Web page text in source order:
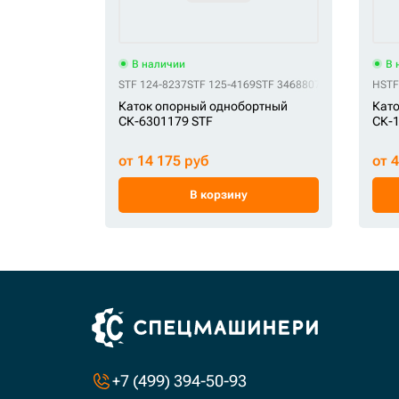
В наличии
STF 124-8237STF 125-4169STF 3468807 STF 346-8807
Каток опорный однобортный
СК-6301179 STF
от 14 175 руб
В корзину
В
СК-
от
+7 (499) 394-50-93